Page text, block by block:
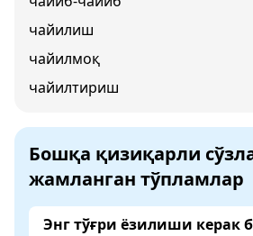
чайилиш
чайилмоқ
чайилтириш
Бошқа қизиқарли
жамланган тўпламлар
Энг тўғри ёзилиши керак